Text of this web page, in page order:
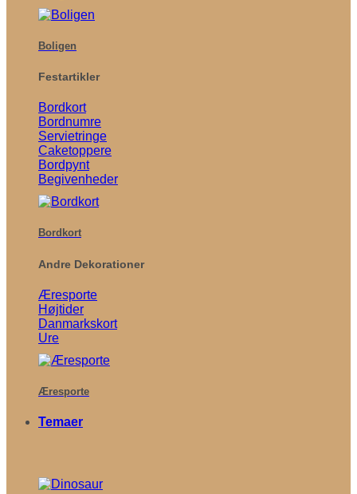
Boligen
Festartikler
Bordkort
Bordnumre
Servietringe
Caketoppere
Bordpynt
Begivenheder
Bordkort
Andre Dekorationer
Æresporte
Højtider
Danmarkskort
Ure
Æresporte
Temaer